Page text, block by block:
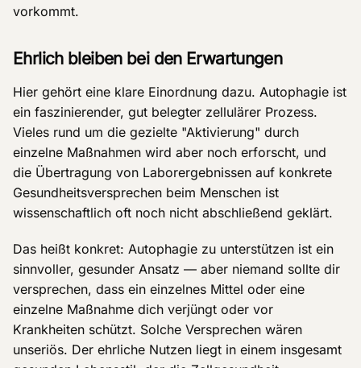
vorkommt.
Ehrlich bleiben bei den Erwartungen
Hier gehört eine klare Einordnung dazu. Autophagie ist
ein faszinierender, gut belegter zellulärer Prozess.
Vieles rund um die gezielte "Aktivierung" durch
einzelne Maßnahmen wird aber noch erforscht, und
die Übertragung von Laborergebnissen auf konkrete
Gesundheitsversprechen beim Menschen ist
wissenschaftlich oft noch nicht abschließend geklärt.
Das heißt konkret: Autophagie zu unterstützen ist ein
sinnvoller, gesunder Ansatz — aber niemand sollte dir
versprechen, dass ein einzelnes Mittel oder eine
einzelne Maßnahme dich verjüngt oder vor
Krankheiten schützt. Solche Versprechen wären
unseriös. Der ehrliche Nutzen liegt in einem insgesamt